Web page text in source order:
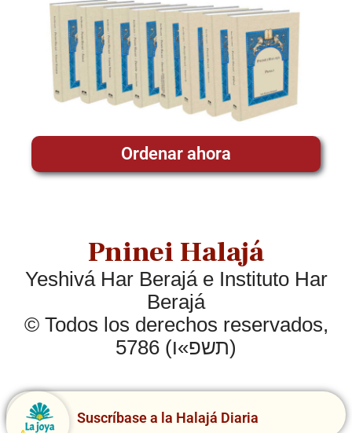
Ordenar ahora
Pninei Halajá
Yeshivá Har Berajá e Instituto Har
Berajá
© Todos los derechos reservados,
5786 (תשפ»ו)
Suscríbase a la Halajá Diaria